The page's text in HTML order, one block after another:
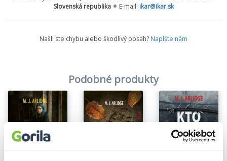
Slovenská republika
E-mail: ikar@ikar.sk
Našli ste chybu alebo škodlivý obsah? Napíšte nám
Podobné produkty